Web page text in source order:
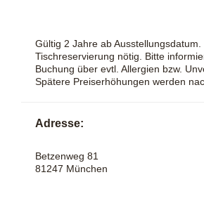
Gültig 2 Jahre ab Ausstellungsdatum.
Tischreservierung nötig. Bitte
Buchung über evtl. Allergien bzw.
Spätere Preiserhöhungen werden
Adresse:
Betzenweg 81
81247 München